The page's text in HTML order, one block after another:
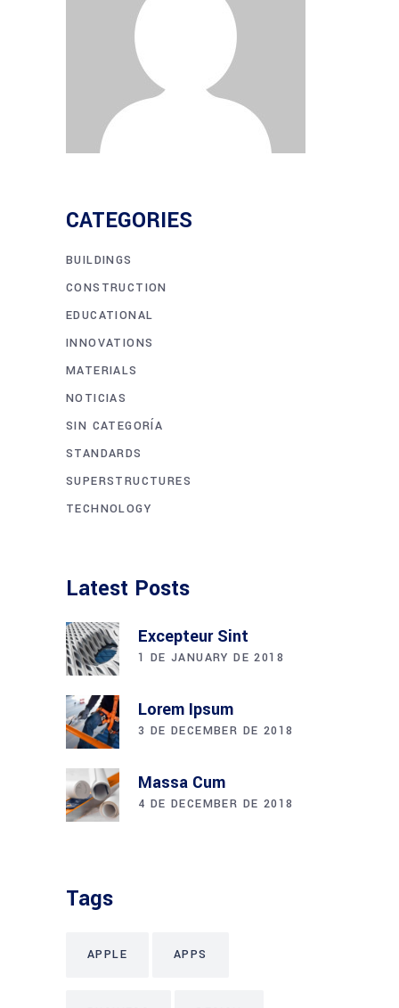
CATEGORIES
BUILDINGS
CONSTRUCTION
EDUCATIONAL
INNOVATIONS
MATERIALS
NOTICIAS
SIN CATEGORÍA
STANDARDS
SUPERSTRUCTURES
TECHNOLOGY
Latest Posts
Excepteur Sint
1 DE JANUARY DE 2018
Lorem Ipsum
3 DE DECEMBER DE 2018
Massa Cum
4 DE DECEMBER DE 2018
Tags
APPLE APPS